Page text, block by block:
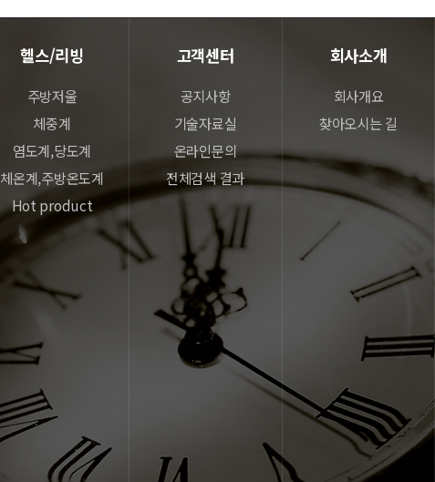
헬스/리빙
주방저울
체중계
염도계,당도계
체온계,주방온도계
Hot product
고객센터
공지사항
기술자료실
온라인문의
전체검색 결과
회사소개
회사개요
찾아오시는 길